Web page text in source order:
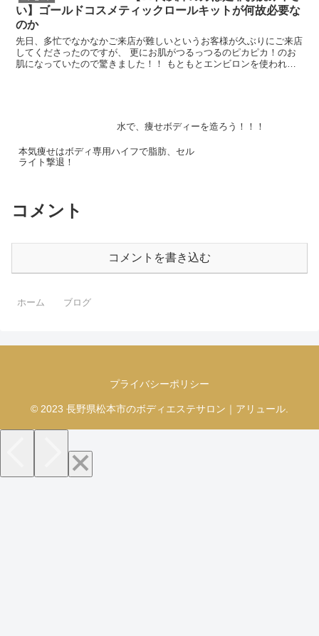
い】ゴールドコスメティックロールキットが何故必要な
のか
先日、多忙でなかなかご来店が難しいというお客様が久ぶりにご来店
してくださったのですが、 更にお肌がつるっつるのピカピカ！のお
肌になっていたので驚きました！！ もともとエンビロンを使われて
水で、痩せボディーを造ろう！！！
本気痩せはボディ専用ハイフで脂肪、セル
ライト撃退！
コメント
コメントを書き込む
ホーム ブログ
プライバシーポリシー
© 2023 長野県松本市のボディエステサロン｜アリュール.